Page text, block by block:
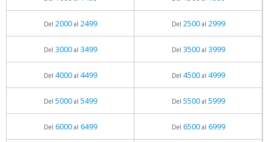
Del 2000al 2499 Del 2500al 2999
Del 3000al 3499 Del 3500al 3999
Del 4000al 4499 Del 4500al 4999
Del 5000al 5499 Del 5500al 5999
Del 6000al 6499 Del 6500al 6999